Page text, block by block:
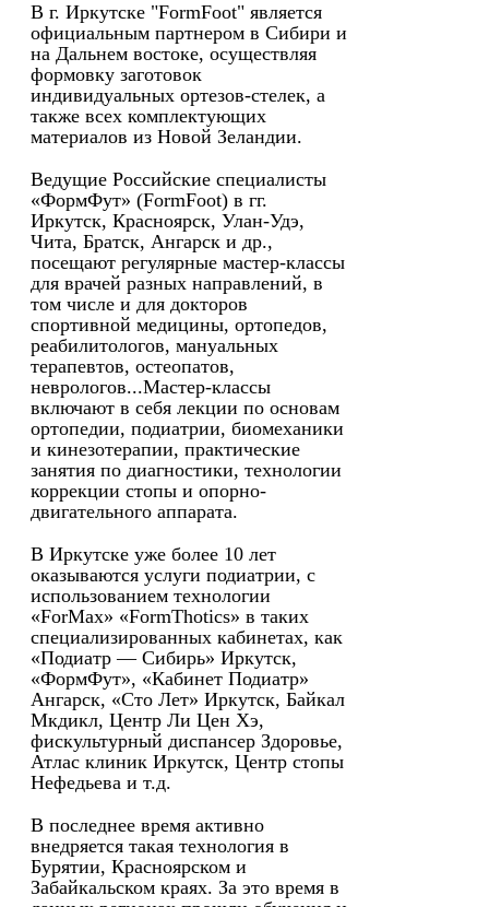
В г. Иркутске "FormFoot" является
официальным партнером в Сибири и
на Дальнем востоке, осуществляя
формовку заготовок
индивидуальных ортезов-стелек, а
также всех комплектующих
материалов из Новой Зеландии.
Ведущие Российские специалисты
«ФормФут» (FormFoot) в гг.
Иркутск, Красноярск, Улан-Удэ,
Чита, Братск, Ангарск и др.,
посещают регулярные мастер-классы
для врачей разных направлений, в
том числе и для докторов
спортивной медицины, ортопедов,
реабилитологов, мануальных
терапевтов, остеопатов,
неврологов...Мастер-классы
включают в себя лекции по основам
ортопедии, подиатрии, биомеханики
и кинезотерапии, практические
занятия по диагностики, технологии
коррекции стопы и опорно-
двигательного аппарата.
В Иркутске уже более 10 лет
оказываются услуги подиатрии, с
использованием технологии
«ForMax» «FormThotics» в таких
специализированных кабинетах, как
«Подиатр — Сибирь» Иркутск,
«ФормФут», «Кабинет Подиатр»
Ангарск, «Сто Лет» Иркутск, Байкал
Мкдикл, Центр Ли Цен Хэ,
фискультурный диспансер Здоровье,
Атлас клиник Иркутск, Центр стопы
Нефедьева и т.д.
В последнее время активно
внедряется такая технология в
Бурятии, Красноярском и
Забайкальском краях. За это время в